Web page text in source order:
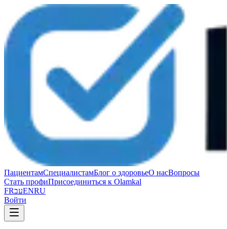
ПациентамСпециалистамБлог о здоровьеО насВопросы
Стать профиПрисоединиться к Olamkal
FRעבENRU
Войти